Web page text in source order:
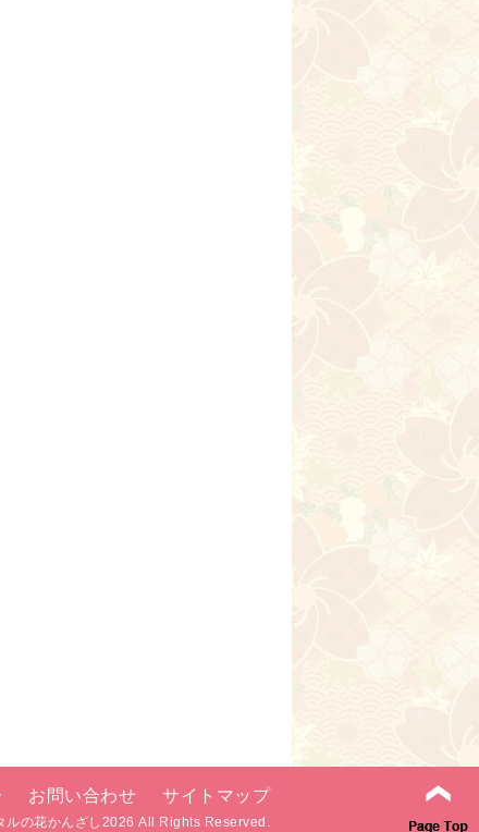
お問い合わせ サイトマップ
ルの花かんざし 2026 All Rights Reserved.